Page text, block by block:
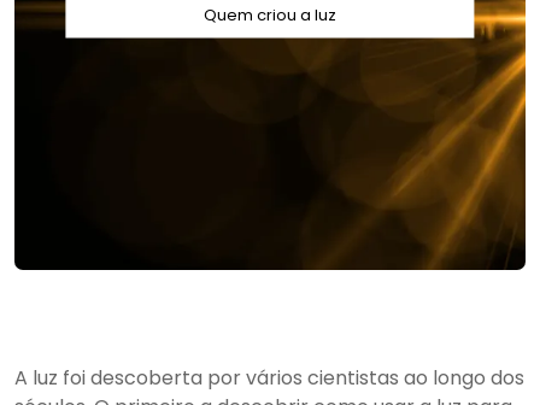
Quem criou a luz
A luz foi descoberta por vários cientistas ao longo dos